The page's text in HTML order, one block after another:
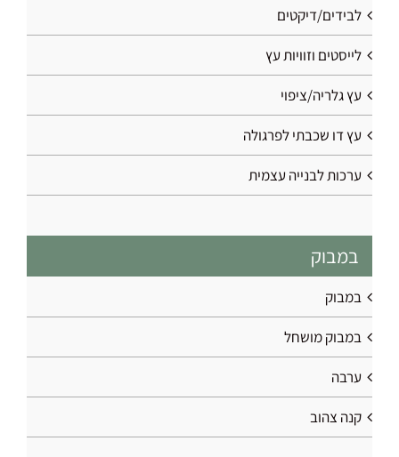
לבידים/דיקטים
לייסטים וזוויות עץ
עץ גלריה/ציפוי
עץ דו שכבתי לפרגולה
ערכות לבנייה עצמית
במבוק
במבוק
במבוק מושחל
ערבה
קנה צהוב